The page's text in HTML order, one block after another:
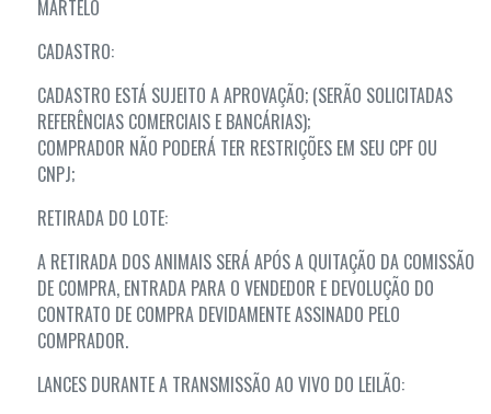
MARTELO
CADASTRO:
CADASTRO ESTÁ SUJEITO A APROVAÇÃO; (SERÃO SOLICITADAS
REFERÊNCIAS COMERCIAIS E BANCÁRIAS);
COMPRADOR NÃO PODERÁ TER RESTRIÇÕES EM SEU CPF OU
CNPJ;
RETIRADA DO LOTE:
A RETIRADA DOS ANIMAIS SERÁ APÓS A QUITAÇÃO DA COMISSÃO
DE COMPRA, ENTRADA PARA O VENDEDOR E DEVOLUÇÃO DO
CONTRATO DE COMPRA DEVIDAMENTE ASSINADO PELO
COMPRADOR.
LANCES DURANTE A TRANSMISSÃO AO VIVO DO LEILÃO: